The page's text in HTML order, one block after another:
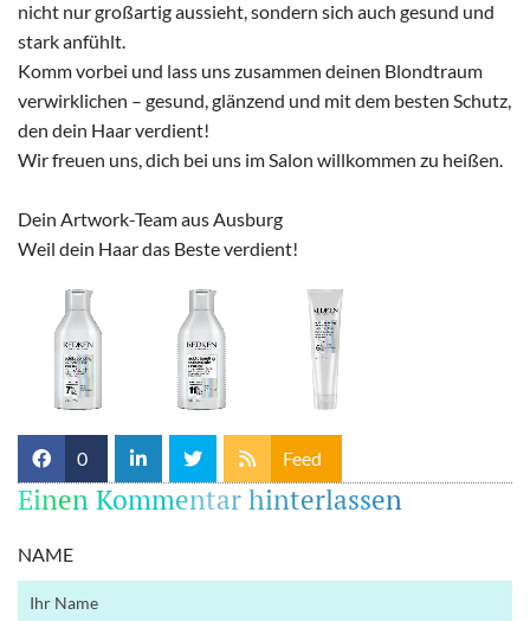
nicht nur großartig aussieht, sondern sich auch gesund und
stark anfühlt.
Komm vorbei und lass uns zusammen deinen Blondtraum
verwirklichen – gesund, glänzend und mit dem besten Schutz,
den dein Haar verdient!
Wir freuen uns, dich bei uns im Salon willkommen zu heißen.
Dein Artwork-Team aus Ausburg
Weil dein Haar das Beste verdient!
0 Feed
Einen Kommentar hinterlassen
NAME